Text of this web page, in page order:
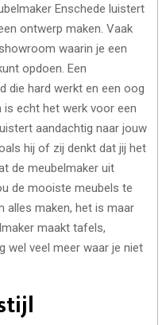
Enschede luistert
ontwerp maken. Vaak
waarin je een
opdoen. Een
die hard werkt en een oog
echt het werk voor een
aandachtig naar jouw
hij of zij denkt dat jij het
de meubelmaker uit
de mooiste meubels te
alles maken, het is maar
maakt tafels,
wel veel meer waar je niet